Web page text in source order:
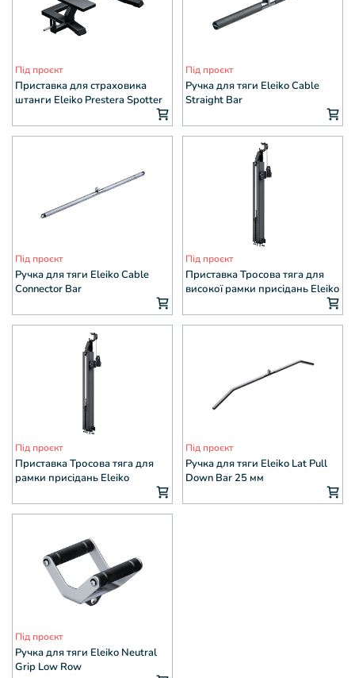
Під проєкт
Приставка для страховика
штанги Eleiko Prestera Spotter
Під проєкт
Ручка для тяги Eleiko Cable
Straight Bar
Під проєкт
Ручка для тяги Eleiko Cable
Connector Bar
Під проєкт
Приставка Тросова тяга для
високої рамки присідань Eleiko
Під проєкт
Приставка Тросова тяга для
рамки присідань Eleiko
Під проєкт
Ручка для тяги Eleiko Lat Pull
Down Bar 25 мм
Під проєкт
Ручка для тяги Eleiko Neutral
Grip Low Row